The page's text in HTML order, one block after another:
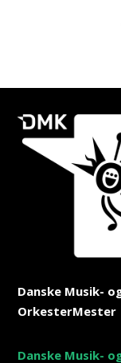
Danske Musik-
OrkesterMester
Danske Musik-